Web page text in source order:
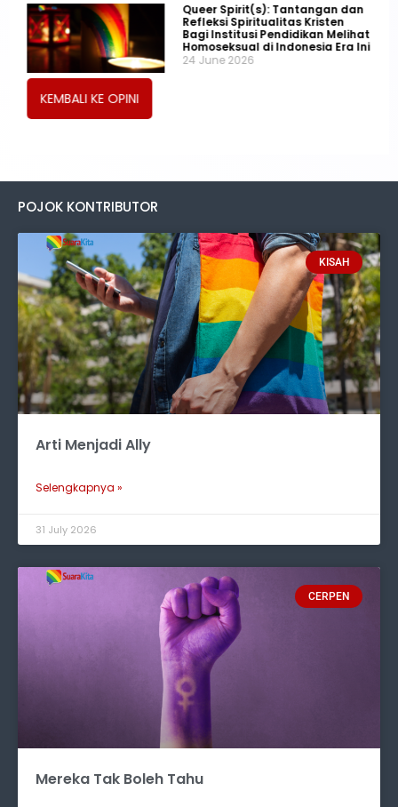
Queer Spirit(s): Tantangan dan
Refleksi Spiritualitas Kristen
Bagi Institusi Pendidikan Melihat
Homoseksual di Indonesia Era Ini
24 June 2026
KEMBALI KE OPINI
POJOK KONTRIBUTOR
KISAH
Arti Menjadi Ally
Selengkapnya »
31 July 2026
CERPEN
Mereka Tak Boleh Tahu